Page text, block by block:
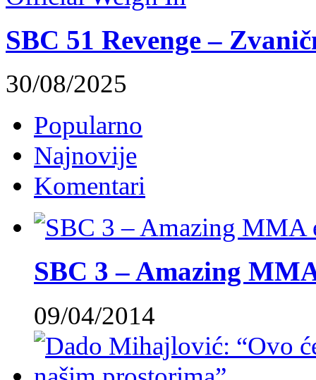
SBC 51 Revenge –
30/08/2025
Popularno
Najnovije
Komentari
SBC 3 – Amazing
09/04/2014